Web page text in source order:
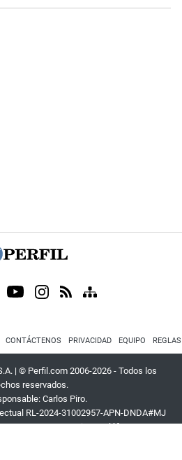
CONTÁCTENOS PRIVACIDAD EQUIPO
| © Perfil.com 2006-2026 - Todos los
reservados.
Carlos Piro.
RL-2024-31002957-APN-DNDA#MJ
,CABA, Argentina| Teléfono:+54 9 11